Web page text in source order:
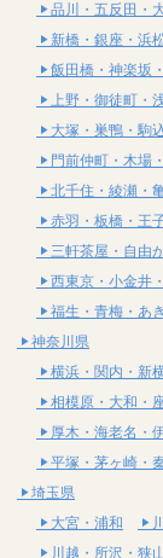
品川・五反田・
新橋・銀座・浜
飯田橋・神楽坂
上野・御徒町・
大塚・巣鴨・駒
門前仲町・木場
北千住・綾瀬・
赤羽・板橋・王
三軒茶屋・自由
西東京・小金井
福生・青梅・あ
神奈川県
横浜・関内・新
相模原・大和・
厚木・海老名・
平塚・茅ヶ崎・
埼玉県
大宮・浦和
川越・所沢・狭